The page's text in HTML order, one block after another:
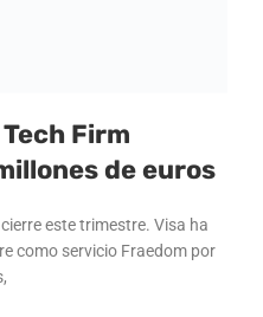
Firm
de euros
este trimestre. Visa ha
como servicio Fraedom por